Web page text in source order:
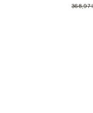
Preț
368,97